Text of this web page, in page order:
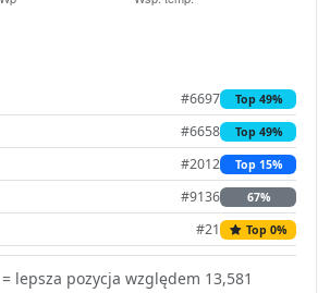
#6697 Top 49%
#6658 Top 49%
#2012 Top 15%
#9136 67%
#21 Top 0%
lepsza pozycja względem 13,581